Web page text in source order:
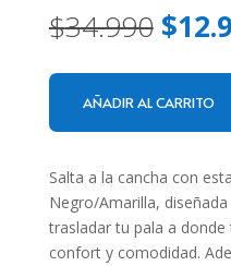
$34.990 El
era:
$
AÑADIR AL CARRITO
Salta a la cancha con
Negro/Amarilla,
trasladar tu pala a
confort y comodidad.